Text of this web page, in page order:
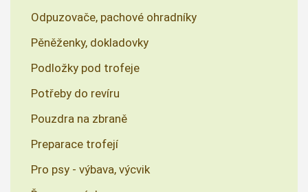
Odpuzovače, pachové ohradníky
Pěněženky, dokladovky
Podložky pod trofeje
Potřeby do revíru
Pouzdra na zbraně
Preparace trofejí
Pro psy - výbava, výcvik